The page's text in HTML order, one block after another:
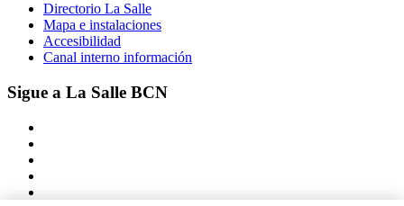
Directorio La Salle
Mapa e instalaciones
Accesibilidad
Canal interno información
Sigue a La Salle BCN